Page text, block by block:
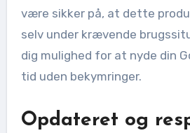
være sikker på, at dette
selv under krævende
dig mulighed for at nyde din
tid uden bekymringer.
Opdateret og